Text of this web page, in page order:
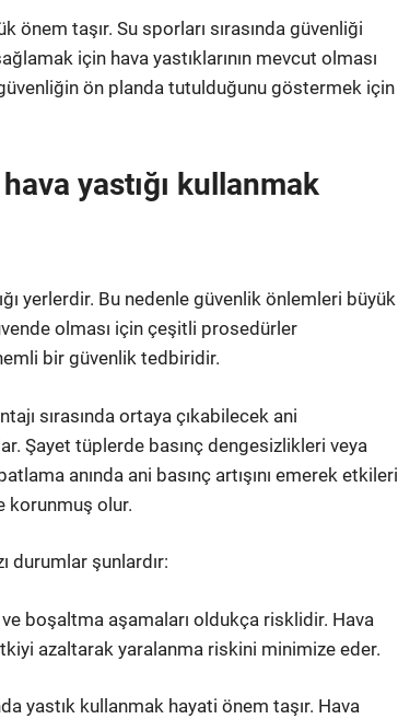
önem taşır. Su sporları sırasında güvenliği
için hava yastıklarının mevcut olması
ön planda tutulduğunu göstermek için
yastığı kullanmak
yerlerdir. Bu nedenle güvenlik önlemleri büyük
olması için çeşitli prosedürler
bir güvenlik tedbiridir.
sırasında ortaya çıkabilecek ani
Şayet tüplerde basınç dengesizlikleri veya
anında ani basınç artışını emerek etkileri
korunmuş olur.
durumlar şunlardır:
boşaltma aşamaları oldukça risklidir. Hava
azaltarak yaralanma riskini minimize eder.
yastık kullanmak hayati önem taşır. Hava